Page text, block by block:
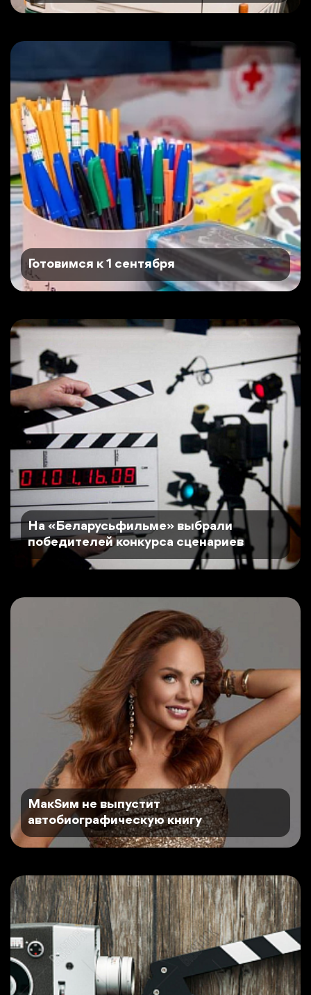
Готовимся к 1 сентября
На «Беларусьфильме» выбрали
победителей конкурса сценариев
MaкSим не выпустит
автобиографическую книгу